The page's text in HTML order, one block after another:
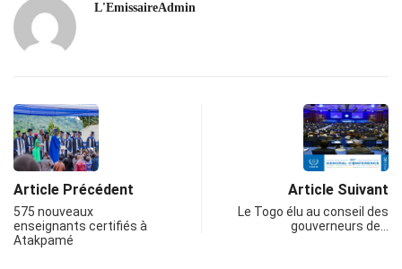
L'EmissaireAdmin
Article Précédent
575 nouveaux
enseignants certifiés à
Atakpamé
Article Suivant
Le Togo élu au conseil des
gouverneurs de…